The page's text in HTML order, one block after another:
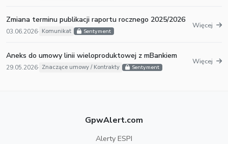
Zmiana terminu publikacji raportu rocznego 2025/2026
03.06.2026· Komunikat Sentyment
Więcej
Aneks do umowy linii wieloproduktowej z mBankiem
29.05.2026· Znaczące umowy / Kontrakty Sentyment
Więcej
GpwAlert.com
Alerty ESPI